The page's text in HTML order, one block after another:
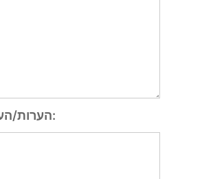
הערות/הערות נוספות: